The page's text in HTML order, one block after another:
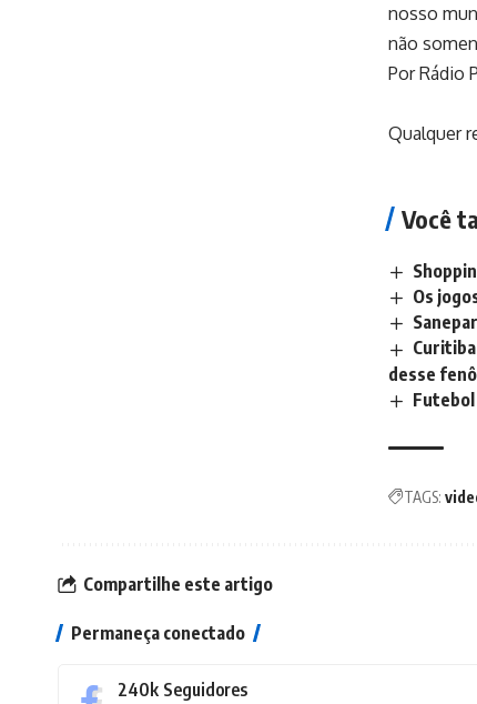
nosso
não
Por Rádio
Qualquer
Você
Os
desse
Futebol
TAGS:
Compartilhe este artigo
Permaneça conectado
240k Seguidores